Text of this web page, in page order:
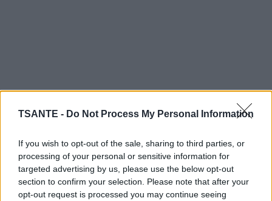
TSANTE - Do Not Process My Personal Information
If you wish to opt-out of the sale, sharing to third parties, or
processing of your personal or sensitive information for
targeted advertising by us, please use the below opt-out
section to confirm your selection. Please note that after your
opt-out request is processed you may continue seeing